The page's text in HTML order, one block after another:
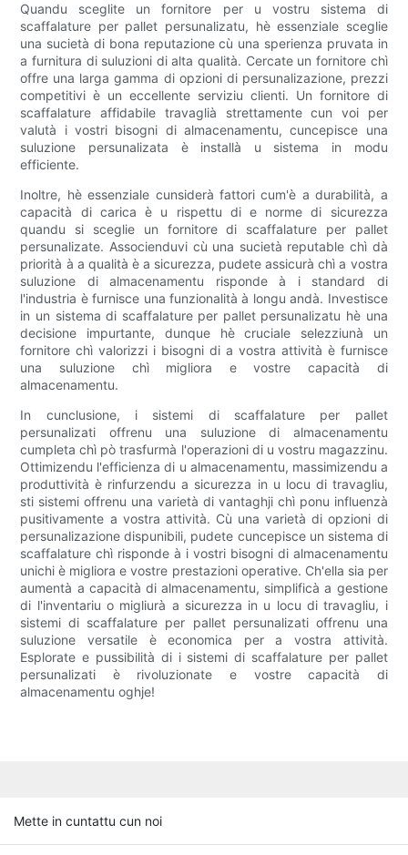
Quandu sceglite un fornitore per u vostru sistema di
scaffalature per pallet persunalizatu, hè essenziale sceglie
una sucietà di bona reputazione cù una sperienza pruvata in
a furnitura di suluzioni di alta qualità. Cercate un fornitore chì
offre una larga gamma di opzioni di persunalizazione, prezzi
competitivi è un eccellente serviziu clienti. Un fornitore di
scaffalature affidabile travaglià strettamente cun voi per
valutà i vostri bisogni di almacenamentu, cuncepisce una
suluzione persunalizata è installà u sistema in modu
efficiente.
Inoltre, hè essenziale cunsiderà fattori cum'è a durabilità, a
capacità di carica è u rispettu di e norme di sicurezza
quandu si sceglie un fornitore di scaffalature per pallet
persunalizate. Associenduvi cù una sucietà reputable chì dà
priorità à a qualità è a sicurezza, pudete assicurà chì a vostra
suluzione di almacenamentu risponde à i standard di
l'industria è furnisce una funzionalità à longu andà. Investisce
in un sistema di scaffalature per pallet persunalizatu hè una
decisione impurtante, dunque hè cruciale selezziunà un
fornitore chì valorizzi i bisogni di a vostra attività è furnisce
una suluzione chì migliora e vostre capacità di
almacenamentu.
In cunclusione, i sistemi di scaffalature per pallet
persunalizati offrenu una suluzione di almacenamentu
cumpleta chì pò trasfurmà l'operazioni di u vostru magazzinu.
Ottimizendu l'efficienza di u almacenamentu, massimizendu a
produttività è rinfurzendu a sicurezza in u locu di travagliu,
sti sistemi offrenu una varietà di vantaghji chì ponu influenzà
pusitivamente a vostra attività. Cù una varietà di opzioni di
persunalizazione dispunibili, pudete cuncepisce un sistema di
scaffalature chì risponde à i vostri bisogni di almacenamentu
unichi è migliora e vostre prestazioni operative. Ch'ella sia per
aumentà a capacità di almacenamentu, simplificà a gestione
di l'inventariu o migliurà a sicurezza in u locu di travagliu, i
sistemi di scaffalature per pallet persunalizati offrenu una
suluzione versatile è economica per a vostra attività.
Esplorate e pussibilità di i sistemi di scaffalature per pallet
persunalizati è rivoluzionate e vostre capacità di
almacenamentu oghje!
Mette in cuntattu cun noi